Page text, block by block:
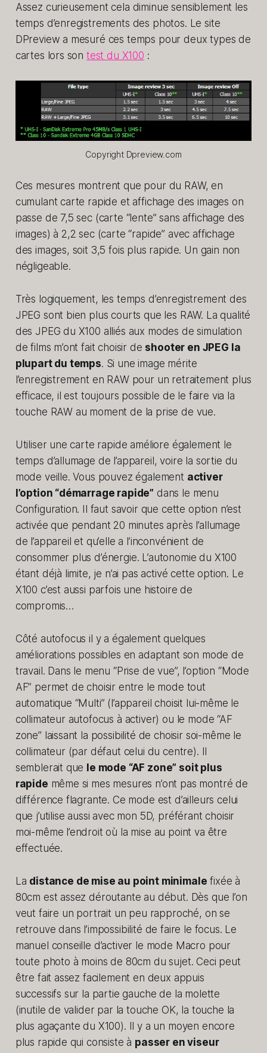
Assez curieusement cela diminue sensiblement les
temps d’enregistrements des photos. Le site
DPreview a mesuré ces temps pour deux types de
cartes lors son test du X100 :
Copyright Dpreview.com
Ces mesures montrent que pour du RAW, en
cumulant carte rapide et affichage des images on
passe de 7,5 sec (carte “lente” sans affichage des
images) à 2,2 sec (carte “rapide” avec affichage
des images, soit 3,5 fois plus rapide. Un gain non
négligeable.
Très logiquement, les temps d’enregistrement des
JPEG sont bien plus courts que les RAW. La qualité
des JPEG du X100 alliés aux modes de simulation
de films m’ont fait choisir de shooter en JPEG la
plupart du temps. Si une image mérite
l’enregistrement en RAW pour un retraitement plus
efficace, il est toujours possible de le faire via la
touche RAW au moment de la prise de vue.
Utiliser une carte rapide améliore également le
temps d’allumage de l’appareil, voire la sortie du
mode veille. Vous pouvez également activer
l’option “démarrage rapide” dans le menu
Configuration. Il faut savoir que cette option n’est
activée que pendant 20 minutes après l’allumage
de l’appareil et qu’elle a l’inconvénient de
consommer plus d’énergie. L’autonomie du X100
étant déjà limite, je n’ai pas activé cette option. Le
X100 c’est aussi parfois une histoire de
compromis…
Côté autofocus il y a également quelques
améliorations possibles en adaptant son mode de
travail. Dans le menu “Prise de vue”, l’option “Mode
AF” permet de choisir entre le mode tout
automatique “Multi” (l’appareil choisit lui-même le
collimateur autofocus à activer) ou le mode “AF
zone” laissant la possibilité de choisir soi-même le
collimateur (par défaut celui du centre). Il
semblerait que le mode “AF zone” soit plus
rapide même si mes mesures n’ont pas montré de
différence flagrante. Ce mode est d’ailleurs celui
que j’utilise aussi avec mon 5D, préférant choisir
moi-même l’endroit où la mise au point va être
effectuée.
La distance de mise au point minimale fixée à
80cm est assez déroutante au début. Dès que l’on
veut faire un portrait un peu rapproché, on se
retrouve dans l’impossibilité de faire le focus. Le
manuel conseille d’activer le mode Macro pour
toute photo à moins de 80cm du sujet. Ceci peut
être fait assez facilement en deux appuis
successifs sur la partie gauche de la molette
(inutile de valider par la touche OK, la touche la
plus agaçante du X100). Il y a un moyen encore
plus rapide qui consiste à passer en viseur